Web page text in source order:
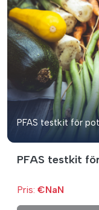
PFAS testkit för
PFAS testkit
Pris: €NaN